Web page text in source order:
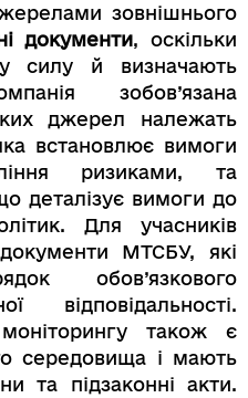
зовнішнього
документи, оскільки
силу й визначають
зобов’язана
джерел належать
встановлює вимоги
ризиками, та
деталізує вимоги до
Для учасників
МТСБУ, які
обов’язкового
відповідальності.
також є
середовища і мають
та підзаконні акти.